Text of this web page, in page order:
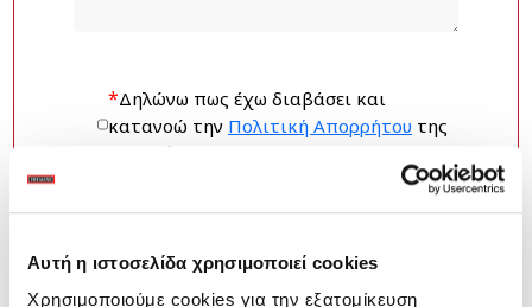
Αυτή η ιστοσελίδα χρησιμοποιεί cookies
Χρησιμοποιούμε cookies για την εξατομίκευση
*Δηλώνω πως έχω διαβάσει και
κατανοώ την Πολιτική Απορρήτου της
εταιρείας.